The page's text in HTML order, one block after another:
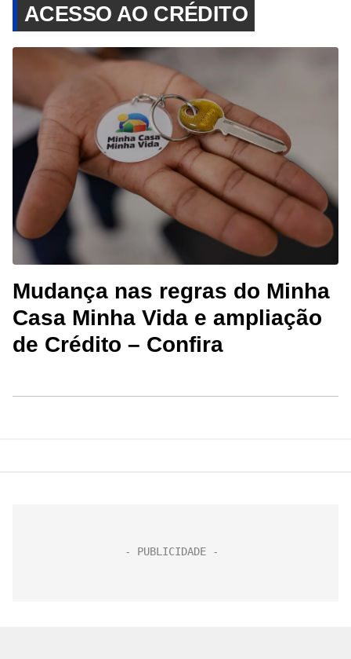
ACESSO AO CRÉDITO
Mudança nas regras do Minha
Casa Minha Vida e ampliação
de Crédito – Confira